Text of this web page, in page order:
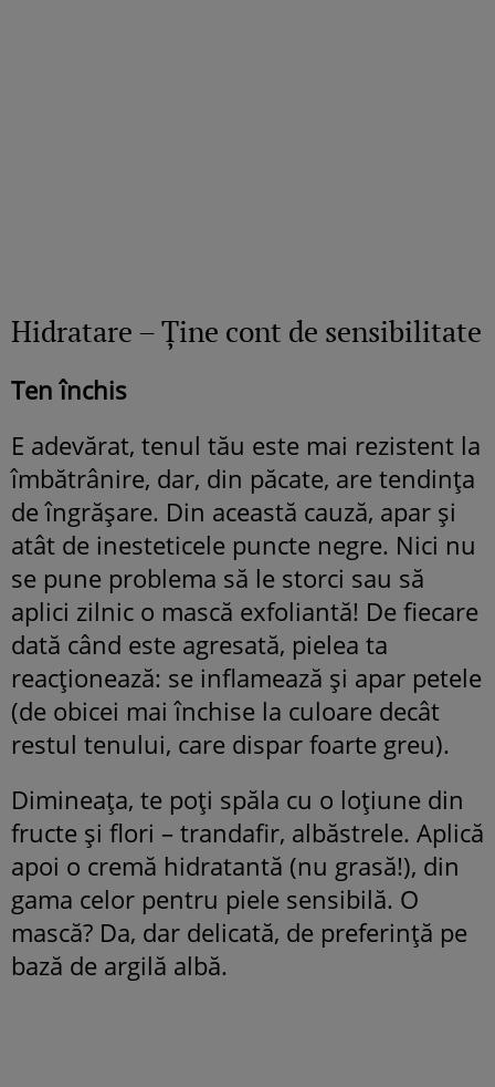
Hidratare – Ţine cont de sensibilitate
Ten închis
E adevărat, tenul tău este mai rezistent la
îmbătrânire, dar, din păcate, are tendinţa
de îngrăşare. Din această cauză, apar şi
atât de inesteticele puncte negre. Nici nu
se pune problema să le storci sau să
aplici zilnic o mască exfoliantă! De fiecare
dată când este agresată, pielea ta
reacţionează: se inflamează şi apar petele
(de obicei mai închise la culoare decât
restul tenului, care dispar foarte greu).
Dimineaţa, te poţi spăla cu o loţiune din
fructe şi flori – trandafir, albăstrele. Aplică
apoi o cremă hidratantă (nu grasă!), din
gama celor pentru piele sensibilă. O
mască? Da, dar delicată, de preferinţă pe
bază de argilă albă.